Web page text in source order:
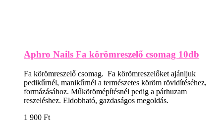
Aphro Nails Fa körömreszelő csomag 10db
Fa körömreszelő csomag. Fa körömreszelőket ajánljuk
pedikűrnél, manikűrnél a természetes köröm rövidítéséhez,
formázásához. Műkörömépítésnél pedig a párhuzam
reszeléshez. Eldobható, gazdaságos megoldás.
1 900 Ft